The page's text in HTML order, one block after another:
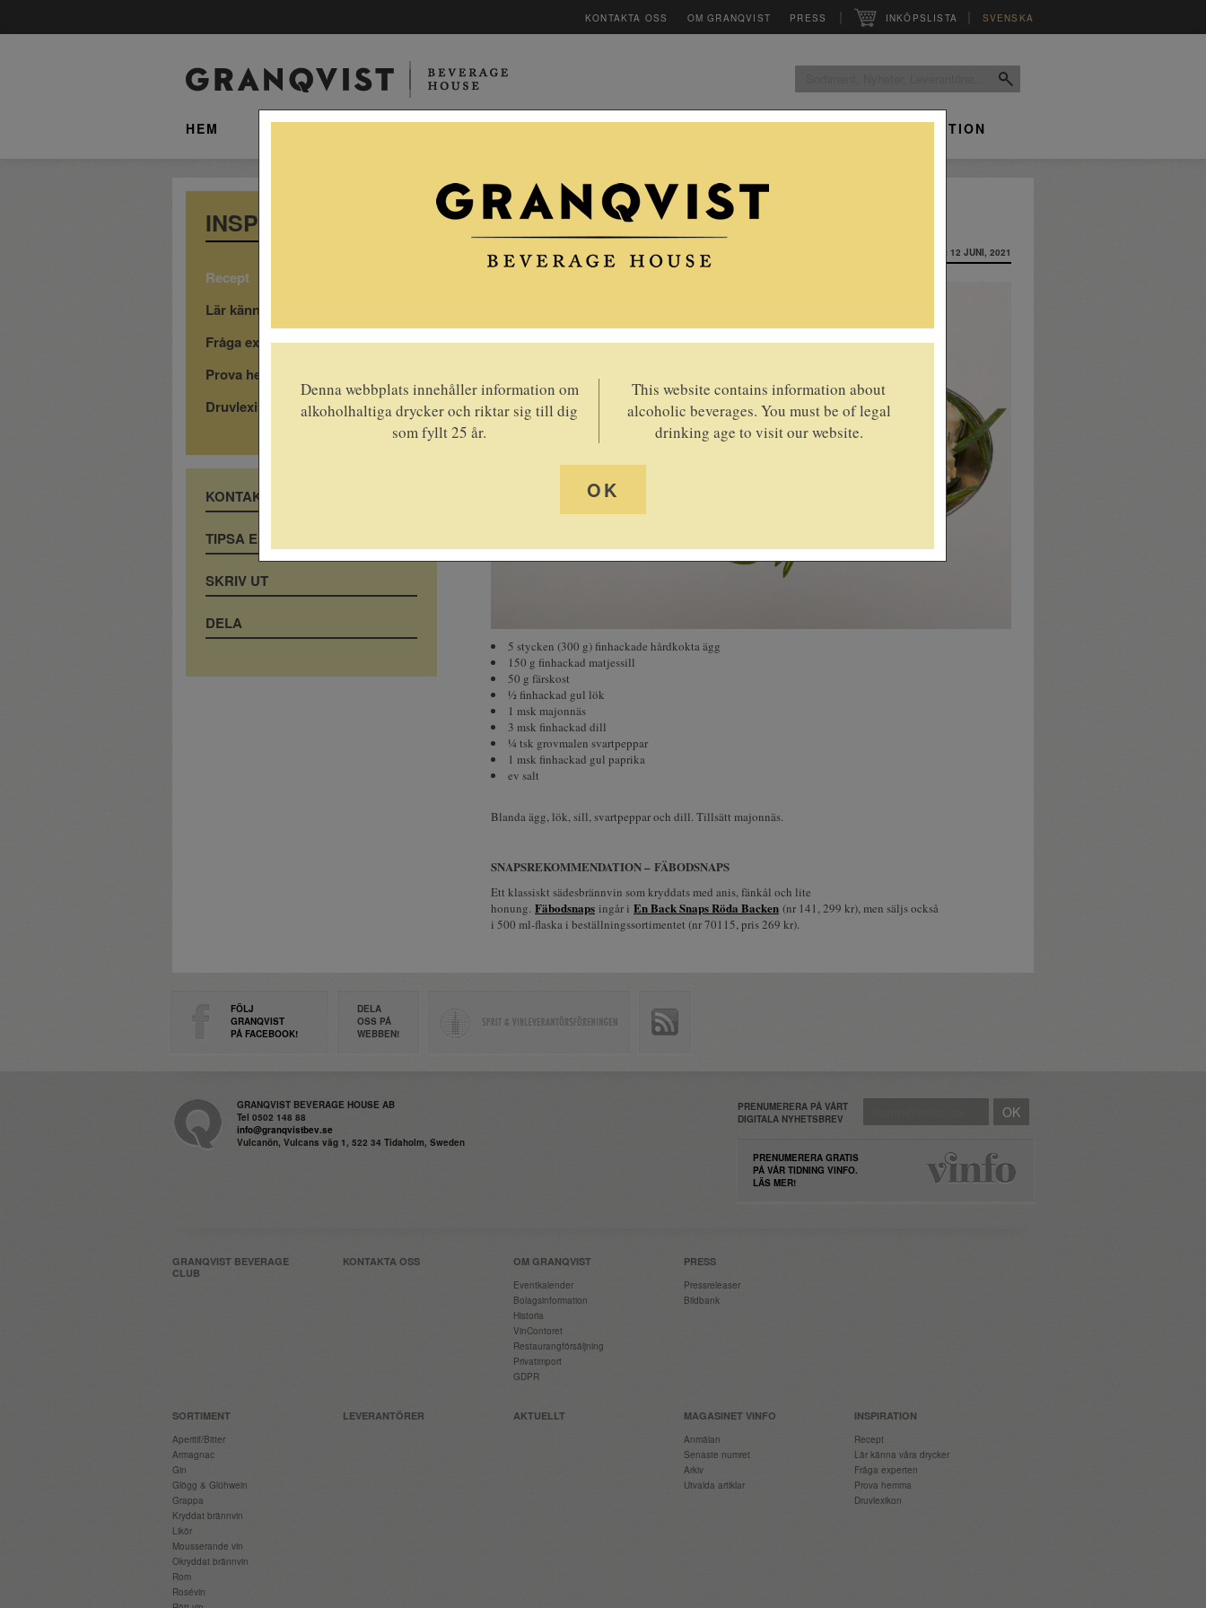
KONTAKTA OSS OM GRANQVIST PRESS | INKÖPSLISTA | SVENSKA
HEM INSPIRATION
INSPIRATION
Recept
Lär känna våra drycker
Fråga experten
Prova hemma
Druvlexikon
KONTAKTA OSS
TIPSA EN VÄN
SKRIV UT
DELA
ÄGG- OCH
MATJESSWISS INLAGT: 12 JUNI, 2021
5 stycken (300 g) finhackade hårdkokta ägg
150 g finhackad matjessill
50 g färskost
½ finhackad gul lök
1 msk majonnäs
3 msk finhackad dill
¼ tsk grovmalen svartpeppar
1 msk finhackad gul paprika
ev salt
Blanda ägg, lök, sill, svartpeppar och dill. Tillsätt majonnäs.
SNAPSREKOMMENDATION – FÄBODSNAPS
Ett klassiskt sädesbrännvin som kryddats med anis, fänkål och lite
honung. Fäbodsnaps ingår i En Back Snaps Röda Backen (nr 141, 299 kr), men säljs också
i 500 ml-flaska i beställningssortimentet (nr 70115, pris 269 kr).
FÖLJ
GRANQVIST
PÅ FACEBOOK!
DELA
OSS PÅ
WEBBEN!
GRANQVIST BEVERAGE HOUSE AB
Tel 0502 148 88
info@granqvistbev.se
Vulcanön, Vulcans väg 1, 522 34 Tidaholm, Sweden
PRENUMERERA PÅ VÅRT
DIGITALA NYHETSBREV
PRENUMERERA GRATIS
PÅ VÅR TIDNING VINFO.
LÄS MER!
GRANQVIST BEVERAGE
CLUB
KONTAKTA OSS OM GRANQVIST
Eventkalender
Bolagsinformation
Historia
VinContoret
Restaurangförsäljning
Privatimport
GDPR
PRESS
Pressreleaser
Bildbank
SORTIMENT
Aperitif/Bitter
Armagnac
Gin
Glögg & Glühwein
Grappa
Kryddat brännvin
Likör
Mousserande vin
Okryddat brännvin
Rom
Rosévin
LEVERANTÖRER AKTUELLT MAGASINET VINFO
Anmälan
Senaste numret
Arkiv
Utvalda artiklar
INSPIRATION
Recept
Lär känna våra drycker
Fråga experten
Prova hemma
Druvlexikon
Denna webbplats innehåller information om
alkoholhaltiga drycker och riktar sig till dig
som fyllt 25 år.
This website contains information about
alcoholic beverages. You must be of legal
drinking age to visit our website.
OK